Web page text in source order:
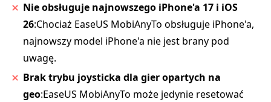
Nie obsługuje najnowszego iPhone'a 17 i iOS
26:Chociaż EaseUS MobiAnyTo obsługuje iPhone'a,
najnowszy model iPhone'a nie jest brany pod
uwagę.
Brak trybu joysticka dla gier opartych na
geo:EaseUS MobiAnyTo może jedynie resetować